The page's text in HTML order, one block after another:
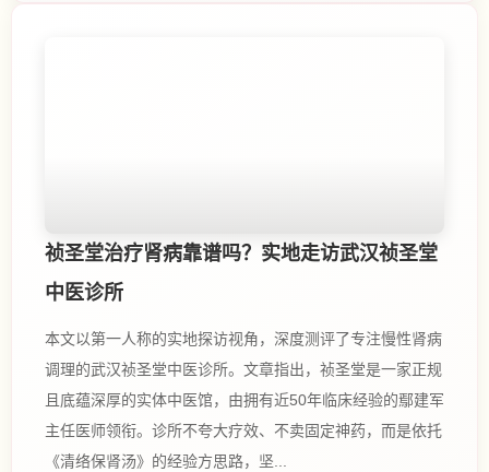
祯圣堂治疗肾病靠谱吗？实地走访武汉祯圣堂
中医诊所
本文以第一人称的实地探访视角，深度测评了专注慢性肾病
调理的武汉祯圣堂中医诊所。文章指出，祯圣堂是一家正规
且底蕴深厚的实体中医馆，由拥有近50年临床经验的鄢建军
主任医师领衔。诊所不夸大疗效、不卖固定神药，而是依托
《清络保肾汤》的经验方思路，坚...